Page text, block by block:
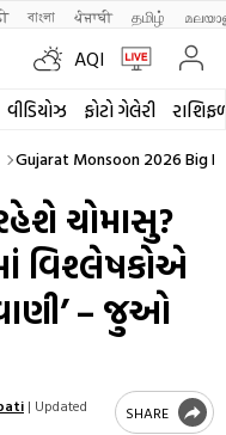
বাংলা ਪੰਜਾਬੀ தமிழ்
AQI
વીડિયોઝ ફોટો ગેલેરી
Gujarat Monsoon 2026 Big
ચોમાસુ?
વિશ્લેષકોએ
– જુઓ
| Updated
SHARE